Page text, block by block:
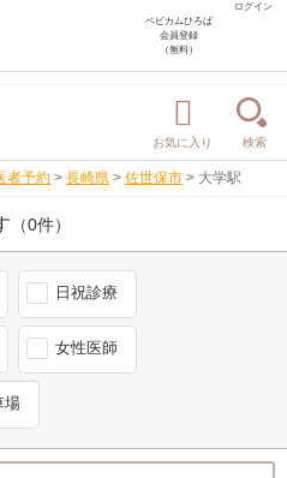
ログイン
ベビカムひろば
会員登録
（無料）
お気に入り 検索
者予約 > 長崎県 > 佐世保市 > 大学駅
（0件）
日祝診療
女性医師
場